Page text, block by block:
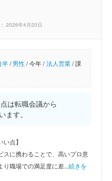
2026年4月20日
半/男性/今年 / 法人営業/課
は転職会議から
ます。
点】
スに携わることで、高いプロ意
り職場での満足度に差...続きを